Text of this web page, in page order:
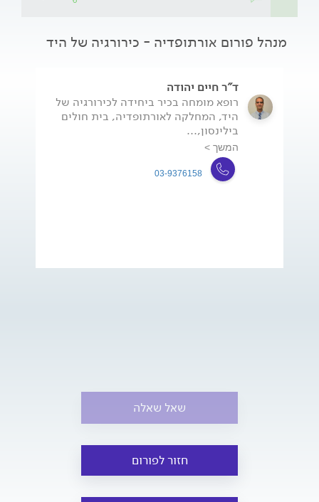
מנהל פורום אורתופדיה - כירורגיה של היד
ד"ר חיים יהודה
רופא מומחה בכיר ביחידה לכירורגיה של
היד, המחלקה לאורתופדיה, בית חולים
בילינסון,...
המשך >
03-9376158
שאל שאלה
חזור לפורום